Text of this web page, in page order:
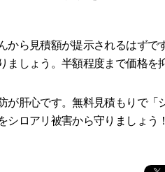
から見積額が提示されるはず
ましょう。半額程度まで価格を
が肝心です。無料見積もりで
シロアリ被害から守りましょう！